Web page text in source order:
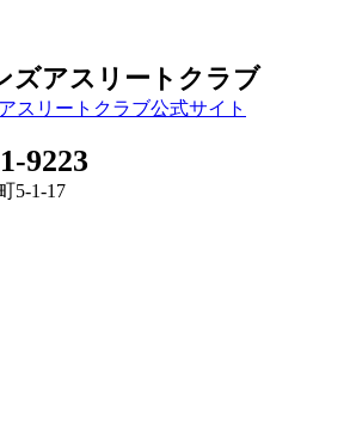
ズアスリートクラブ
9223
5-1-17